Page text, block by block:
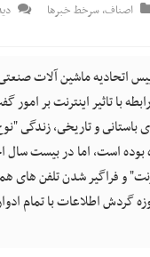
اصناف,سرخط خبرها
اتحاديه ماشين آلات
با تاثیر اینترنت بر امور
باستانى و تاريخى، زندگى
بوده است، اما در بيست
و فراگير شدن تلفن هاى
گردش اطلاعات با تمام